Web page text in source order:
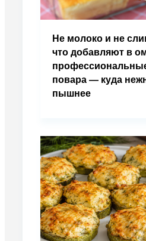
Не молоко и не
что добавляют в
повара — куда
пышнее